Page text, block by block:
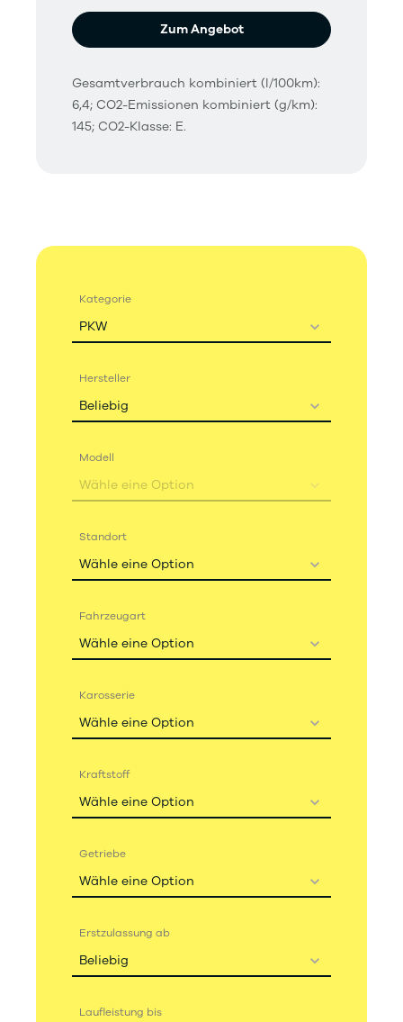
Zum Angebot
Gesamtverbrauch kombiniert (l/100km):
6,4; CO2-Emissionen kombiniert (g/km):
145; CO2-Klasse: E.
Kategorie
PKW
Hersteller
Beliebig
Modell
Wähle eine Option
Standort
Wähle eine Option
Fahrzeugart
Wähle eine Option
Karosserie
Wähle eine Option
Kraftstoff
Wähle eine Option
Getriebe
Wähle eine Option
Erstzulassung ab
Beliebig
Laufleistung bis